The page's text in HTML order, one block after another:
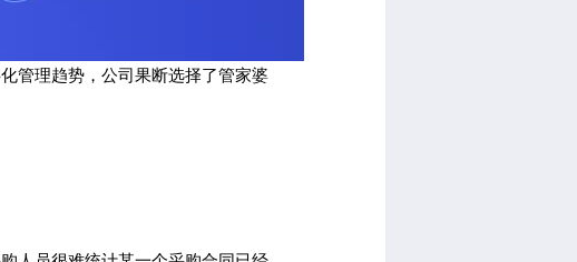
管理趋势，公司果断选择了管家婆